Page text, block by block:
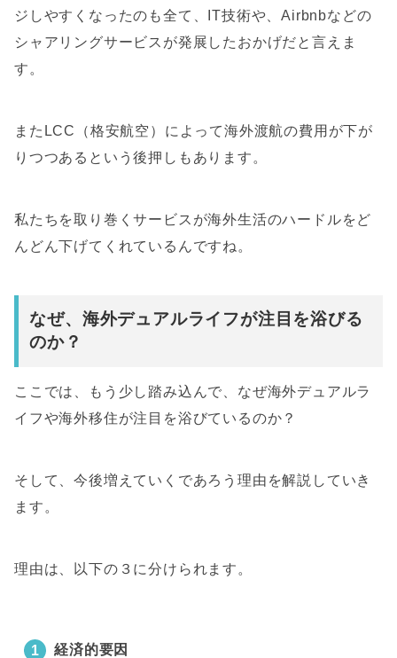
ジしやすくなったのも全て、IT技術や、Airbnbなどの
シャアリングサービスが発展したおかげだと言えま
す。
またLCC（格安航空）によって海外渡航の費用が下が
りつつあるという後押しもあります。
私たちを取り巻くサービスが海外生活のハードルをど
んどん下げてくれているんですね。
なぜ、海外デュアルライフが注目を浴びる
のか？
ここでは、もう少し踏み込んで、なぜ海外デュアルラ
イフや海外移住が注目を浴びているのか？
そして、今後増えていくであろう理由を解説していき
ます。
理由は、以下の３に分けられます。
経済的要因